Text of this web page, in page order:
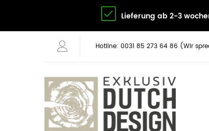
Lieferung ab 2-3
Hotline: 0031 85 273 64 86 (Wir